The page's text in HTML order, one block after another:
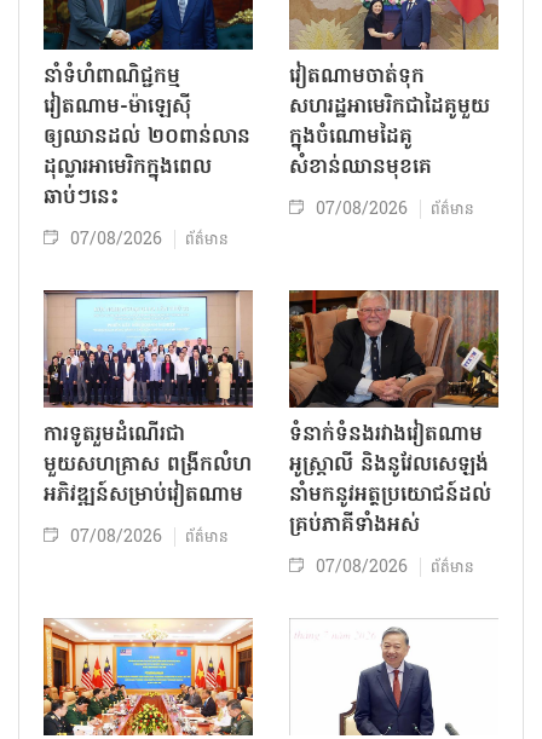
នាំទំហំពាណិជ្ជកម្ម
វៀតណាម-ម៉ាឡេស៊ី
ឲ្យឈានដល់ ២០ពាន់លាន
ដុល្លារអាមេរិកក្នុងពេល
ឆាប់ៗនេះ
07/08/2026 ព័ត៌មាន
វៀតណាមចាត់ទុក
សហរដ្ឋអាមេរិកជាដៃគូមួយ
ក្នុងចំណោមដៃគូ
សំខាន់ឈានមុខគេ
07/08/2026 ព័ត៌មាន
ការទូតរួមដំណើរជា
មួយសហគ្រាស ពង្រីកលំហ
អភិវឌ្ឍន៍សម្រាប់វៀតណាម
07/08/2026 ព័ត៌មាន
ទំនាក់ទំនងរវាងវៀតណាម
អូស្ត្រាលី និងនូវែលសេឡង់
នាំមកនូវអត្ថប្រយោជន៍ដល់
គ្រប់ភាគីទាំងអស់
07/08/2026 ព័ត៌មាន